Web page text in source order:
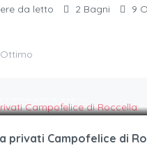
da letto 2 Bagni 9
Ottimo